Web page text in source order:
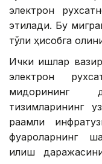
электрон
этилади. Бу
тўлиқ ҳисобга
Ички ишлар
электрон
миқдорининг
тизимларининг
рақамли
фуқароларнинг
қилиш